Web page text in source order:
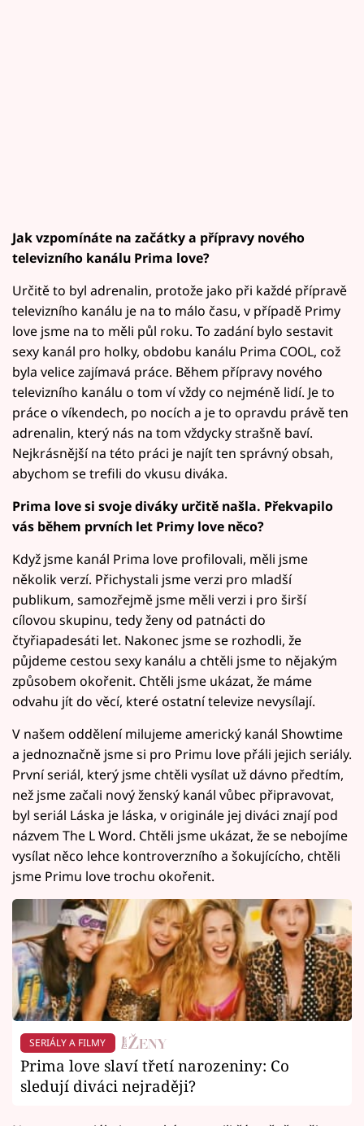
Jak vzpomínáte na začátky a přípravy nového
televizního kanálu Prima love?
Určitě to byl adrenalin, protože jako při každé přípravě
televizního kanálu je na to málo času, v případě Primy
love jsme na to měli půl roku. To zadání bylo sestavit
sexy kanál pro holky, obdobu kanálu Prima COOL, což
byla velice zajímavá práce. Během přípravy nového
televizního kanálu o tom ví vždy co nejméně lidí. Je to
práce o víkendech, po nocích a je to opravdu právě ten
adrenalin, který nás na tom vždycky strašně baví.
Nejkrásnější na této práci je najít ten správný obsah,
abychom se trefili do vkusu diváka.
Prima love si svoje diváky určitě našla. Překvapilo
vás během prvních let Primy love něco?
Když jsme kanál Prima love profilovali, měli jsme
několik verzí. Přichystali jsme verzi pro mladší
publikum, samozřejmě jsme měli verzi i pro širší
cílovou skupinu, tedy ženy od patnácti do
čtyřiapadesáti let. Nakonec jsme se rozhodli, že
půjdeme cestou sexy kanálu a chtěli jsme to nějakým
způsobem okořenit. Chtěli jsme ukázat, že máme
odvahu jít do věcí, které ostatní televize nevysílají.
V našem oddělení milujeme americký kanál Showtime
a jednoznačně jsme si pro Primu love přáli jejich seriály.
První seriál, který jsme chtěli vysílat už dávno předtím,
než jsme začali nový ženský kanál vůbec připravovat,
byl seriál Láska je láska, v originále jej diváci znají pod
názvem The L Word. Chtěli jsme ukázat, že se nebojíme
vysílat něco lehce kontroverzního a šokujícícho, chtěli
jsme Primu love trochu okořenit.
SERIÁLY A FILMY
Prima love slaví třetí narozeniny: Co
sledují diváci nejraději?